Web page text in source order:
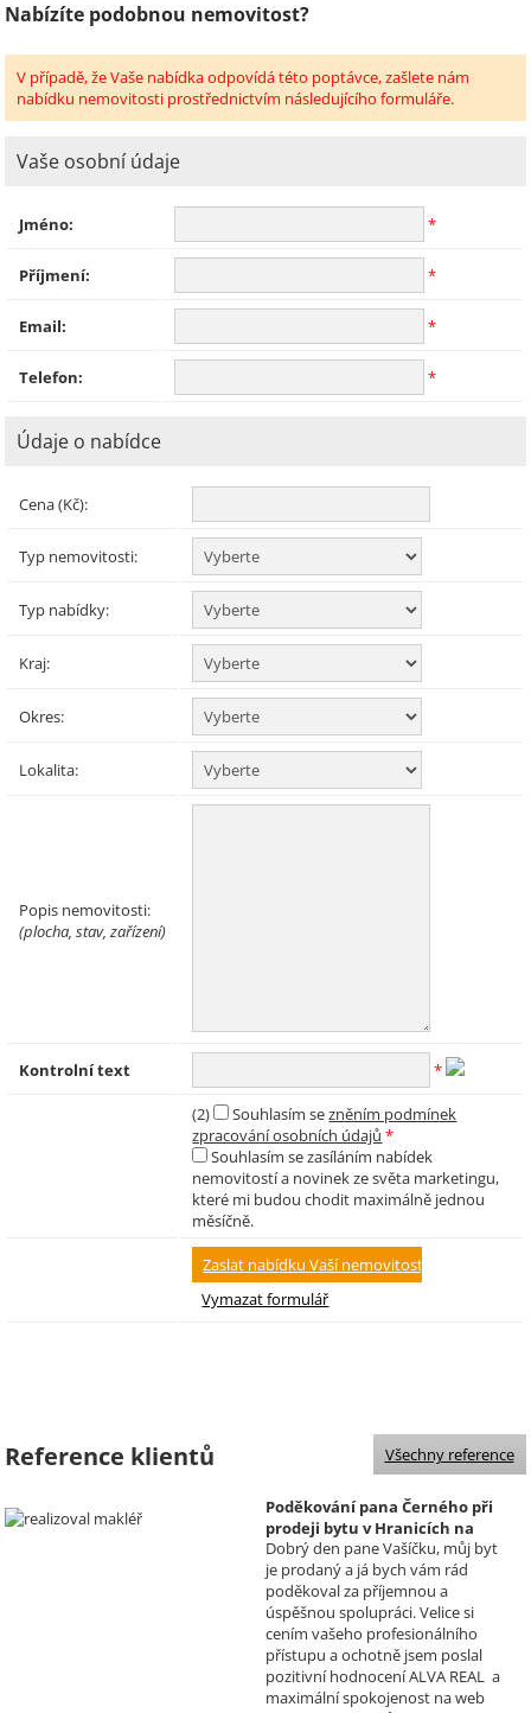
Nabízíte podobnou nemovitost?
V případě, že Vaše nabídka odpovídá této poptávce, zašlete nám
nabídku nemovitosti prostřednictvím následujícího formuláře.
Vaše osobní údaje
Jméno: *
Příjmení: *
Email: *
Telefon: *
Údaje o nabídce
Cena (Kč):
Typ nemovitosti:
Typ nabídky:
Kraj:
Okres:
Lokalita:
Popis nemovitosti:
(plocha, stav, zařízení)
Kontrolní text *
(2) Souhlasím sezněním podmínek
zpracování osobních údajů *
Souhlasím se zasíláním nabídek
nemovitostí a novinek ze světa marketingu,
které mi budou chodit maximálně jednou
měsíčně.
Reference klientů
Poděkování pana Černého při
prodeji bytu v Hranicích na
Moravě
Realizoval makléř: David
Vašíček
Dobrý den pane Vašíčku, můj byt
je prodaný a já bych vám rád
poděkoval za příjemnou a
úspěšnou spolupráci. Velice si
cením vašeho profesionálního
přístupu a ochotně jsem poslal
pozitivní hodnocení ALVA REAL a
maximální spokojenost na web
Všechny reference